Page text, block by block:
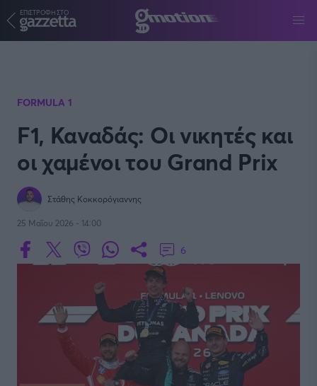
ΕΠΙΣΤΡΟΦΗ ΣΤΟ
FORMULA 1
F1, Καναδάς: Οι νικητές και
οι χαμένοι του Grand Prix
Στάθης Κοκκορόγιαννης
25 Μαΐου 2026 - 14:00
6